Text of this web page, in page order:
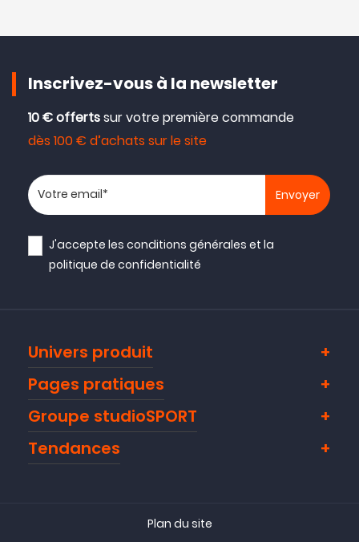
Inscrivez-vous à la newsletter
10 € offertssur votre première commande
dès 100 € d’achats sur le site
Votre adresse email
J'accepte lesconditions générales et la
politique de confidentialité
Univers produit
Pages pratiques
Groupe studioSPORT
Tendances
Plan du site